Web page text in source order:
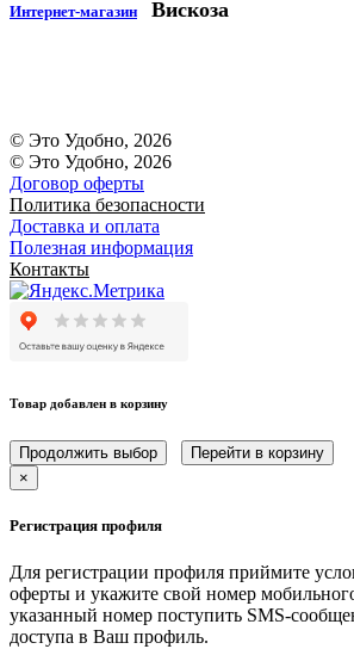
Интернет-магазин Вискоза
© Это Удобно, 2026
© Это Удобно, 2026
Договор оферты
Политика безопасности
Доставка и оплата
Полезная информация
Контакты
Товар добавлен в корзину
Продолжить выбор
Перейти в корзину
×
Регистрация профиля
Для регистрации профиля приймите
оферты и укажите свой номер
указанный номер поступить SMS-
доступа в Ваш профиль.